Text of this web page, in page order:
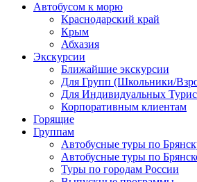
Автобусом к морю
Краснодарский край
Крым
Абхазия
Экскурсии
Ближайшие экскурсии
Для Групп (Школьники/
Для Индивидуальных
Корпоративным клиентам
Горящие
Группам
Автобусные туры по
Автобусные туры по
Туры по городам России